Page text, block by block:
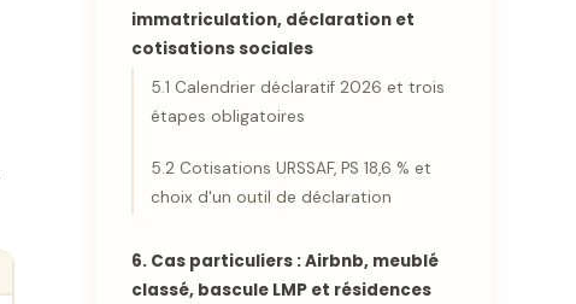
immatriculation, déclaration et
cotisations sociales
5.1 Calendrier déclaratif 2026 et trois
étapes obligatoires
5.2 Cotisations URSSAF, PS 18,6 % et
choix d'un outil de déclaration
6. Cas particuliers : Airbnb, meublé
classé, bascule LMP et résidences